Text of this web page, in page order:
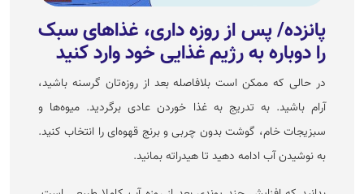
پانزده/ پس از روزه داری، غذا‌های سبک
را دوباره به رژیم غذایی خود وارد کنید
در حالی که ممکن است بلافاصله بعد از روزه‌تان گرسنه باشید،
آرام باشید. به تدریج به غذا خوردن عادی برگردید. میوه‌ها و
سبزیجات خام، گوشت بدون چربی و برنج قهوه‌ای را انتخاب کنید.
به نوشیدن آب ادامه دهید تا هیدراته بمانید.